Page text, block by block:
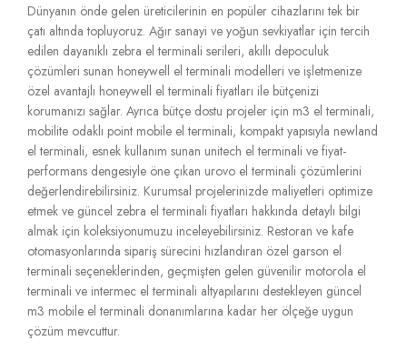
Dünyanın önde gelen üreticilerinin en popüler cihazlarını tek bir
çatı altında topluyoruz. Ağır sanayi ve yoğun sevkiyatlar için tercih
edilen dayanıklı zebra el terminali serileri, akıllı depoculuk
çözümleri sunan honeywell el terminali modelleri ve işletmenize
özel avantajlı honeywell el terminali fiyatları ile bütçenizi
korumanızı sağlar. Ayrıca bütçe dostu projeler için m3 el terminali,
mobilite odaklı point mobile el terminali, kompakt yapısıyla newland
el terminali, esnek kullanım sunan unitech el terminali ve fiyat-
performans dengesiyle öne çıkan urovo el terminali çözümlerini
değerlendirebilirsiniz. Kurumsal projelerinizde maliyetleri optimize
etmek ve güncel zebra el terminali fiyatları hakkında detaylı bilgi
almak için koleksiyonumuzu inceleyebilirsiniz. Restoran ve kafe
otomasyonlarında sipariş sürecini hızlandıran özel garson el
terminali seçeneklerinden, geçmişten gelen güvenilir motorola el
terminali ve intermec el terminali altyapılarını destekleyen güncel
m3 mobile el terminali donanımlarına kadar her ölçeğe uygun
çözüm mevcuttur.